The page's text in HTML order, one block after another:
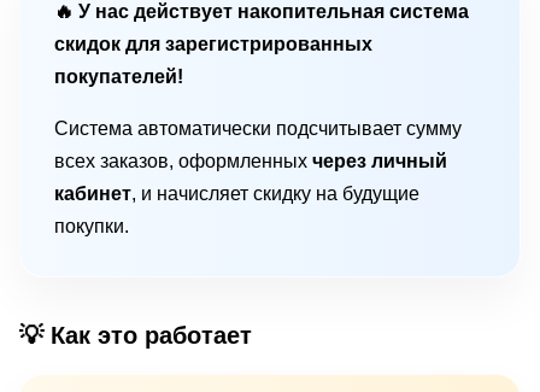
🔥 У нас действует накопительная система
скидок для зарегистрированных
покупателей!
Система автоматически подсчитывает сумму
всех заказов, оформленных через личный
кабинет, и начисляет скидку на будущие
покупки.
💡 Как это работает